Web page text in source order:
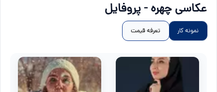
عکاسی چهره - پروفایل
نمونه کار تعرفه قیمت